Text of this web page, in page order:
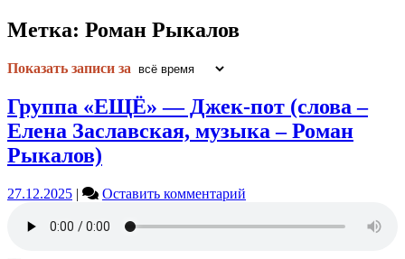
Метка: Роман Рыкалов
Показать записи за
Группа «ЕЩЁ» — Джек-пот (слова –
Елена Заславская, музыка – Роман
Рыкалов)
27.12.2025 | Оставить комментарий
«ЕЩЁ»